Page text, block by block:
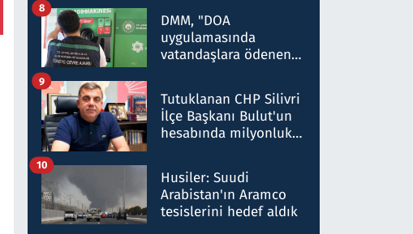
DMM, "DOA
uygulamasında
vatandaşlara ödenen
düşürüldüğü" iddiasını
yalanladı
8
Tutuklanan CHP Silivri
İlçe Başkanı Bulut'un
hesabında milyonluk
talimat verdi, ben
gönderdim
9
Husiler: Suudi
Arabistan'ın Aramco
tesislerini hedef aldık
10